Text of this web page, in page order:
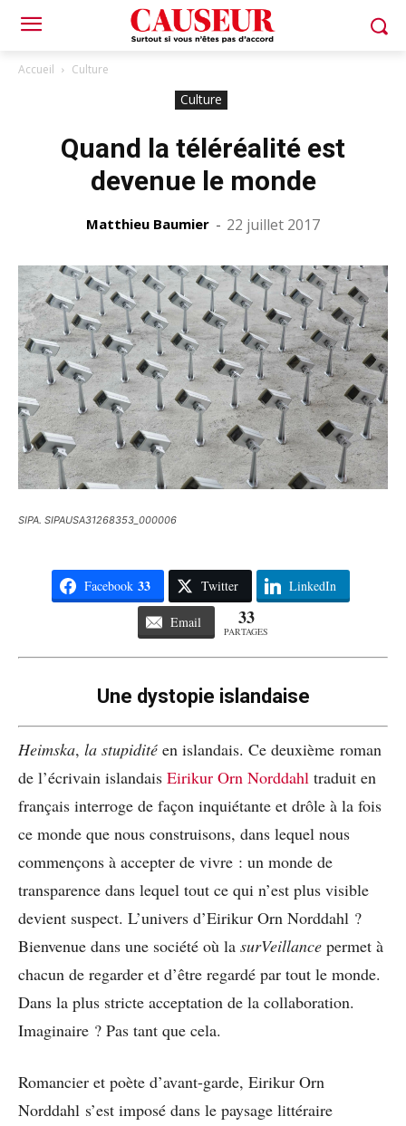
Accueil Culture
Culture
Quand la téléréalité est
devenue le monde
Matthieu Baumier - 22 juillet 2017
SIPA. SIPAUSA31268353_000006
Facebook 33 Twitter LinkedIn
Email 33
PARTAGES
Une dystopie islandaise
Heimska, la stupidité en islandais. Ce deuxième roman
de l’écrivain islandais Eirikur Orn Norddahl traduit en
français interroge de façon inquiétante et drôle à la fois
ce monde que nous construisons, dans lequel nous
commençons à accepter de vivre : un monde de
transparence dans lequel tout ce qui n’est plus visible
devient suspect. L’univers d’Eirikur Orn Norddahl ?
Bienvenue dans une société où la surVeillance permet à
chacun de regarder et d’être regardé par tout le monde.
Dans la plus stricte acceptation de la collaboration.
Imaginaire ? Pas tant que cela.
Romancier et poète d’avant-garde, Eirikur Orn
Norddahl s’est imposé dans le paysage littéraire